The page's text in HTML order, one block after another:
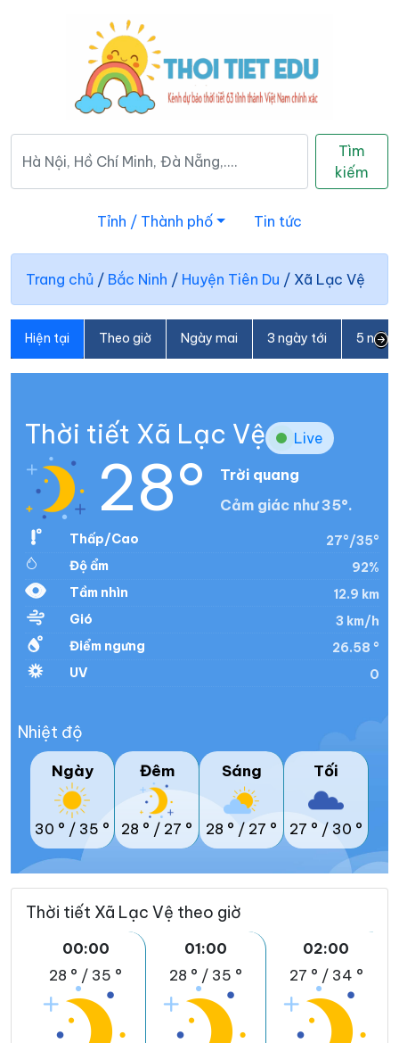
Tìm
kiếm
Tỉnh / Thành phố Tin tức
Trang chủ / Bắc Ninh / Huyện Tiên Du / Xã Lạc Vệ
Hiện tại Theo giờ Ngày mai 3 ngày tới 5
Thời tiết Xã Lạc Vệ Live
28°
Trời quang
Cảm giác như 35°.
Thấp/Cao
27°/35°
Độ ẩm
92%
Tầm nhìn
12.9 km
Gió
3 km/h
Điểm ngưng
26.58 °
UV
0
Nhiệt độ
Ngày
30 ° / 35 °
Đêm
28 ° / 27 °
Sáng
28 ° / 27 °
Tối
27 ° / 30 °
Thời tiết Xã Lạc Vệ theo giờ
00:00
28 ° / 35 °
01:00
28 ° / 35 °
02:00
27 ° / 34 °